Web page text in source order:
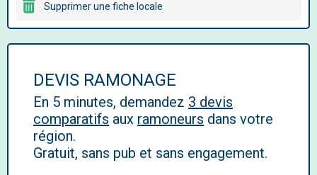
Supprimer une fiche locale
DEVIS RAMONAGE
En 5 minutes, demandez 3 devis
comparatifs aux ramoneurs dans votre
région.
Gratuit, sans pub et sans engagement.